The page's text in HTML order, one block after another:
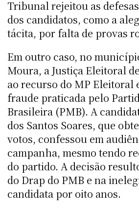
Tribunal rejeitou as
dos candidatos, como a
tácita, por falta de provas
Em outro caso, no
Moura, a Justiça Eleitoral
ao recurso do MP Eleitoral
fraude praticada pelo
Brasileira (PMB). A
dos Santos Soares, que
votos, confessou em
campanha, mesmo tendo
do partido. A decisão
do Drap do PMB e na
candidata por oito anos.